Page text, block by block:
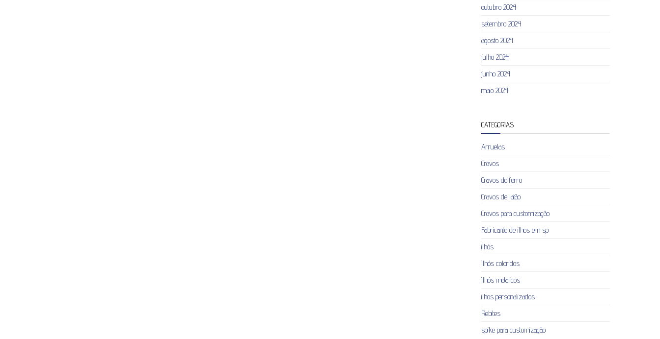
outubro 2024
setembro 2024
agosto 2024
julho 2024
junho 2024
maio 2024
CATEGORIAS
Arruelas
Cravos
Cravos de ferro
Cravos de latão
Cravos para customização
Fabricante de ilhos em sp
ilhós
Ilhós coloridos
Ilhós metálicos
ilhos personalizados
Rebites
spike para customização